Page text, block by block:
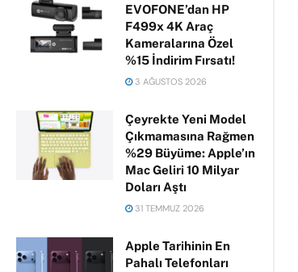
EVOFONE’dan HP
F499x 4K Araç
Kameralarına Özel
%15 İndirim Fırsatı!
3 AĞUSTOS 2026
Çeyrekte Yeni Model
Çıkmamasına Rağmen
%29 Büyüme: Apple’ın
Mac Geliri 10 Milyar
Doları Aştı
31 TEMMUZ 2026
Apple Tarihinin En
Pahalı Telefonları